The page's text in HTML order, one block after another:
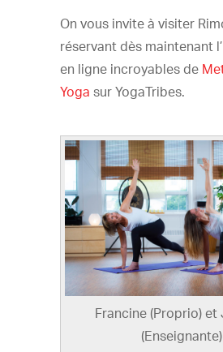
On vous invite à visiter
réservant dès maintenant
en ligne incroyables de
Yogasur YogaTribes.
Francine (Proprio)
(Enseignante)